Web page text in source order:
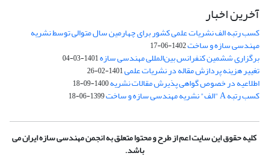
آخرین اخبار
کسب رتبه الف نشریات علمی کشور برای چهارمین سال متوالی توسط نشریه
مهندسی سازه و ساخت1402-06-17
برگزاری ششمین کنفرانس بین‌المللی مهندسی سازه1401-03-04
تغییر هزینه پردازش مقاله در نشریات علمی1401-02-26
اطلاعیه در خصوص گواهی پذیرش مقالات نشریه1400-09-18
کسب رتبه A "الف" نشریه مهندسی سازه و ساخت 1399-06-18
کلیه حقوق این سایت اعم از طرح و محتوا متعلق به انجمن مهندسی سازه ایران می
باشد.